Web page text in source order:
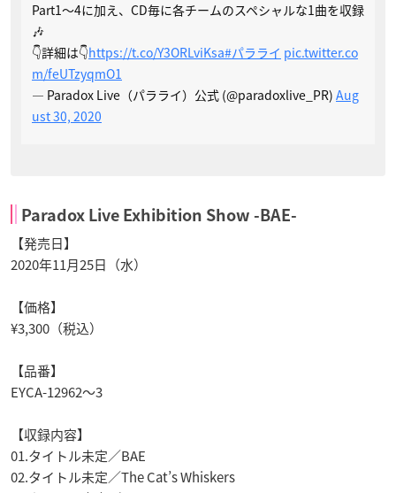
Part1～4に加え、CD毎に各チームのスペシャルな1曲を収録
🎶
👇詳細は👇https://t.co/Y3ORLviKsa#パラライ pic.twitter.co
m/feUTzyqmO1
— Paradox Live（パラライ）公式 (@paradoxlive_PR) Aug
ust 30, 2020
Paradox Live Exhibition Show -BAE-
【発売日】
2020年11月25日（水）
【価格】
¥3,300（税込）
【品番】
EYCA-12962～3
【収録内容】
01.タイトル未定／BAE
02.タイトル未定／The Cat’s Whiskers